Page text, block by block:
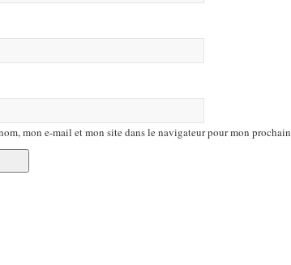
mon e-mail et mon site dans le navigateur pour mon prochain